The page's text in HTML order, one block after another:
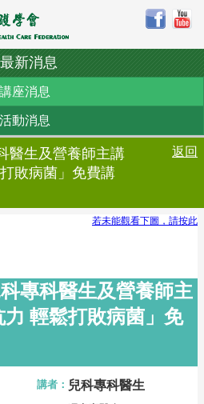
最新消息
講座消息
活動消息
醫生及營養師主講
敗病菌」免費講
返回
若未能觀看下圖，請按此
專科醫生及營養師主
輕鬆打敗病菌」免
講者： 兒科專科醫生